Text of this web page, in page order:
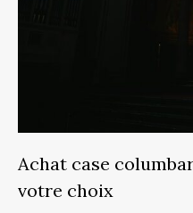
Achat case
votre choix